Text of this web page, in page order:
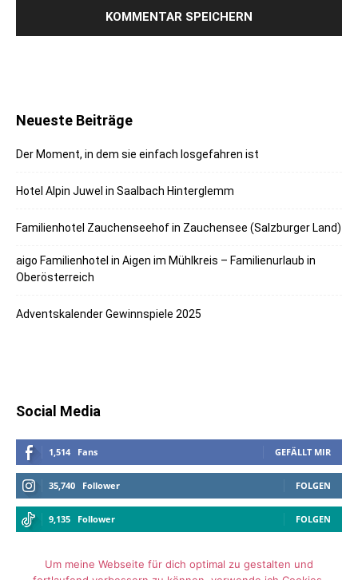
Neueste Beiträge
Der Moment, in dem sie einfach losgefahren ist
Hotel Alpin Juwel in Saalbach Hinterglemm
Familienhotel Zauchenseehof in Zauchensee (Salzburger Land)
aigo Familienhotel in Aigen im Mühlkreis – Familienurlaub in
Oberösterreich
Adventskalender Gewinnspiele 2025
Social Media
1,514 Fans GEFÄLLT MIR
35,740 Follower FOLGEN
9,135 Follower FOLGEN
Um meine Webseite für dich optimal zu gestalten und